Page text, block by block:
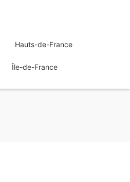
Hauts-de-France
Île-de-France